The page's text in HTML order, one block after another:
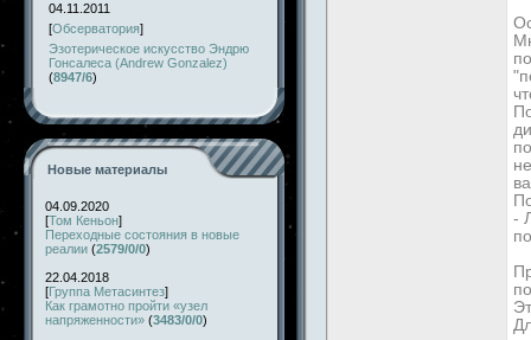
04.11.2011
[Обсерватория]
Эзотерическое искусство Эндрю
Гонсалеса (Andrew Gonzalez)
(8947/6)
Новые материалы
04.09.2020
[Том Кеньон]
Переходные состояния в новые
реалии (2579/0/0)
22.04.2018
[Группа Метасинтез]
Как грамотно пройти «узел
напряженности» (3483/0/0)
-